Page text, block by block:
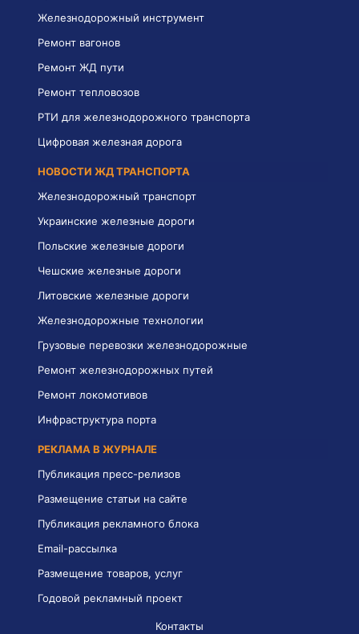
Железнодорожный инструмент
Ремонт вагонов
Ремонт ЖД пути
Ремонт тепловозов
РТИ для железнодорожного транспорта
Цифровая железная дорога
НОВОСТИ ЖД ТРАНСПОРТА
Железнодорожный транспорт
Украинские железные дороги
Польские железные дороги
Чешские железные дороги
Литовские железные дороги
Железнодорожные технологии
Грузовые перевозки железнодорожные
Ремонт железнодорожных путей
Ремонт локомотивов
Инфраструктура порта
РЕКЛАМА В ЖУРНАЛЕ
Публикация пресс-релизов
Размещение статьи на сайте
Публикация рекламного блока
Email-рассылка
Размещение товаров, услуг
Годовой рекламный проект
Контакты